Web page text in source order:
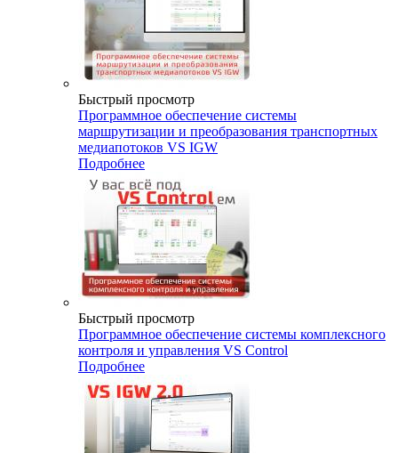
Быстрый просмотр
Программное обеспечение системы
маршрутизации и преобразования транспортных
медиапотоков VS IGW
Подробнее
Быстрый просмотр
Программное обеспечение системы комплексного
контроля и управления VS Control
Подробнее